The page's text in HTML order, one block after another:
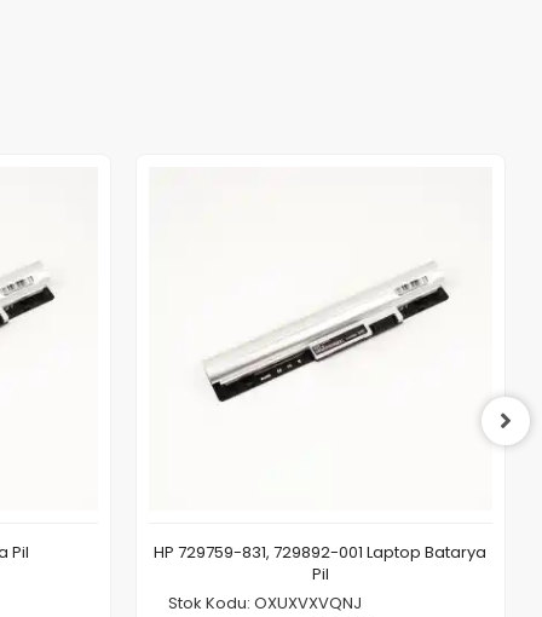
Pil
HP 729759-831, 729892-001 Laptop Batarya
Pil
Stok Kodu: OXUXVXVQNJ